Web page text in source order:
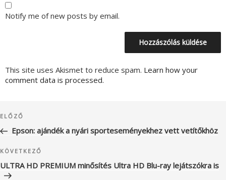
Notify me of new posts by email.
This site uses Akismet to reduce spam. Learn how your
comment data is processed.
navigáció
Korábbi
bejegyzés
ELŐZŐ
Epson: ajándék a nyári sporteseményekhez vett vetítőkhöz
Következő
bejegyzés
KÖVETKEZŐ
ULTRA HD PREMIUM minősítés Ultra HD Blu-ray lejátszókra is